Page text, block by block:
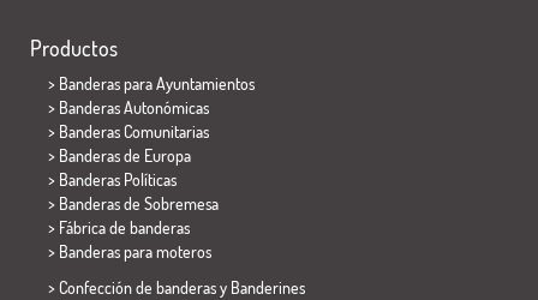
Productos
> Banderas para Ayuntamientos
> Banderas Autonómicas
> Banderas Comunitarias
> Banderas de Europa
> Banderas Políticas
> Banderas de Sobremesa
> Fábrica de banderas
> Banderas para moteros
> Confección de banderas y Banderines